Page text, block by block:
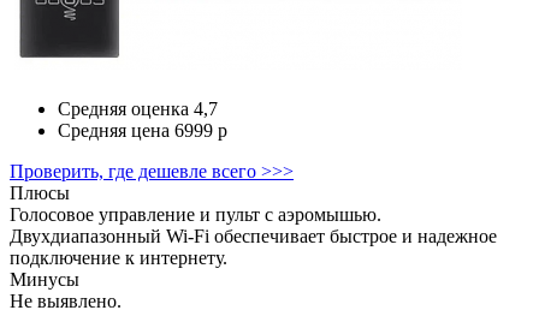
Средняя оценка 4,7
Средняя цена 6999 р
Проверить, где дешевле всего >>>
Плюсы
Голосовое управление и пульт с аэромышью.
Двухдиапазонный Wi-Fi обеспечивает быстрое и надежное
подключение к интернету.
Минусы
Не выявлено.